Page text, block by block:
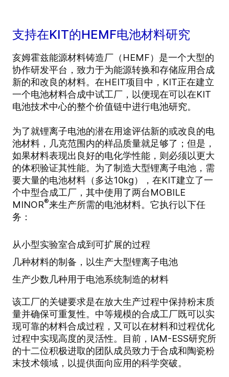
支持在KIT的HEMF电池材料研究
亥姆霍兹能源材料铸造厂（HEMF）是一个大型的
协作研发平台，致力于为能源转换和存储应用合成
新的和改良的材料。在HEIT项目中，KIT正在建立
一个电池材料合成中试工厂，以便现在可以在KIT
电池技术中心的整个价值链中进行电池研究。
为了就锂离子电池的潜在用途评估新的或改良的电
池材料，几克范围内的样品质量就足够了；但是，
如果材料表现出良好的电化学性能，则必须以更大
的体积验证其性能。为了制造大型锂离子电池，需
要大量的电池材料（多达10kg），在KIT建立了一
个中型合成工厂，其中使用了两台MOBILE
MINOR®来生产所需的电池材料。它执行以下任
务：
从小型实验室合成到可扩展的过程
几种材料的制备，以生产大型锂离子电池
生产少数几种用于电池系统制造的材料
该工厂的关键要求是在放大生产过程中保持粉末质
量并确保可重复性。中等规模的合成工厂既可以实
现可靠的材料合成过程，又可以在材料和过程优化
过程中实现高度的灵活性。目前，IAM-ESS研究所
的十二位积极进取的团队成员致力于合成和陶瓷粉
末技术领域，以提供面向应用的科学突破。